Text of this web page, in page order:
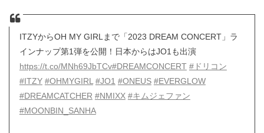
ITZYからOH MY GIRLまで「2023 DREAM CONCERT」ラ
インナップ第1弾を公開！日本からはJO1も出演
https://t.co/MNh69JbTCv#DREAMCONCERT #ドリコン
#ITZY #OHMYGIRL #JO1 #ONEUS #EVERGLOW
#DREAMCATCHER #NMIXX #キムジェファン
#MOONBIN_SANHA